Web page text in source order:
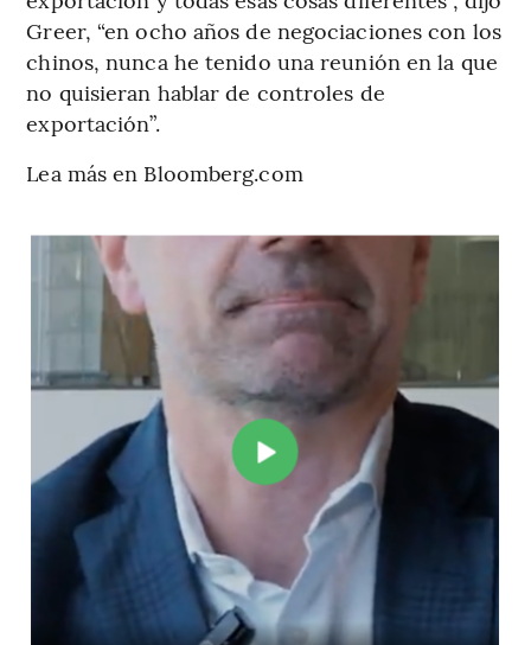
Greer, “en ocho años de negociaciones con los
chinos, nunca he tenido una reunión en la que
no quisieran hablar de controles de
exportación”.
Lea más en Bloomberg.com